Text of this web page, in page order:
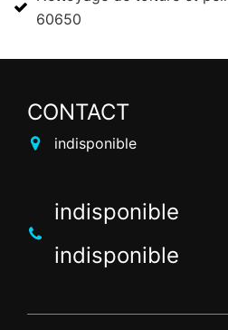
60650
CONTACT
indisponible
indisponible
indisponible